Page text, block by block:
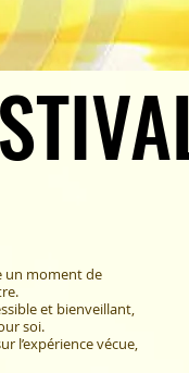
un moment de
et bienveillant,
soi.
l’expérience vécue,